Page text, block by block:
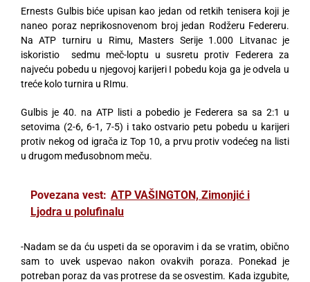
Ernests Gulbis biće upisan kao jedan od retkih tenisera koji je
naneo poraz neprikosnovenom broj jedan Rodžeru Federeru.
Na ATP turniru u Rimu, Masters Serije 1.000 Litvanac je
iskoristio sedmu meč-loptu u susretu protiv Federera za
najveću pobedu u njegovoj karijeri I pobedu koja ga je odvela u
treće kolo turnira u RImu.
Gulbis je 40. na ATP listi a pobedio je Federera sa sa 2:1 u
setovima (2-6, 6-1, 7-5) i tako ostvario petu pobedu u karijeri
protiv nekog od igrača iz Top 10, a prvu protiv vodećeg na listi
u drugom međusobnom meču.
Povezana vest: ATP VAŠINGTON, Zimonjić i
Ljodra u polufinalu
-Nadam se da ću uspeti da se oporavim i da se vratim, obično
sam to uvek uspevao nakon ovakvih poraza. Ponekad je
potreban poraz da vas protrese da se osvestim. Kada izgubite,